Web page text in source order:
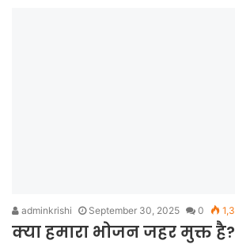
adminkrishi September 30, 2025 0
क्या हमारा भोजन जहर मुक्त है?